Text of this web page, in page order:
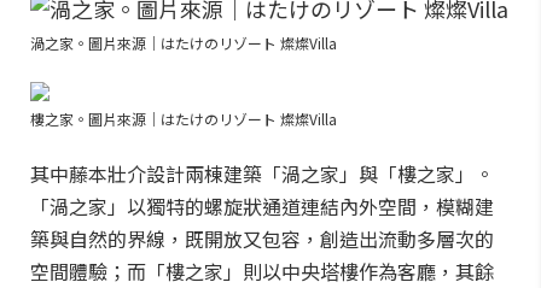
渦之家。圖片來源｜はたけのリゾート 燦燦Villa
樓之家。圖片來源｜はたけのリゾート 燦燦Villa
其中藤本壯介設計兩棟建築「渦之家」與「樓之家」。
「渦之家」以獨特的螺旋狀通道連結內外空間，模糊建
築與自然的界線，既開放又包容，創造出流動多層次的
空間體驗；而「樓之家」則以中央塔樓作為客廳，其餘